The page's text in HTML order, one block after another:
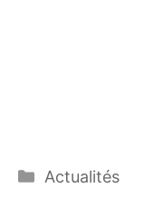
Catégories
Actualités